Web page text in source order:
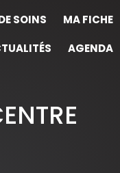
SOINS
MA FICHE
AGENDA